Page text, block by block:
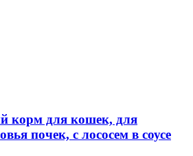
корм для кошек, для
почек, с лососем в соусе